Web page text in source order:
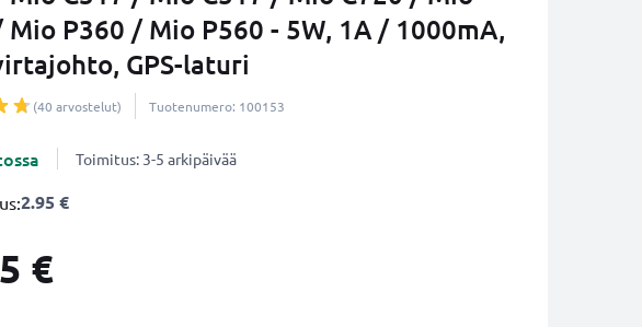
Mio P360 / Mio P560 - 5W, 1A / 1000mA,
GPS-laturi
(40 arvostelut) Tuotenumero: 100153
Toimitus: 3-5 arkipäivää
2.95 €
€